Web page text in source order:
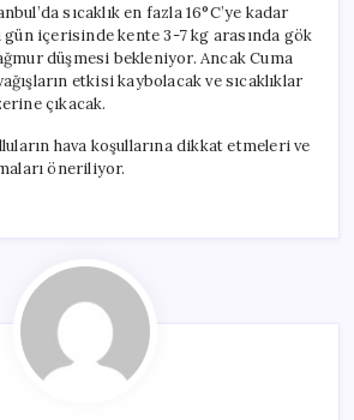
sıcaklık en fazla 16°C’ye kadar
gün içerisinde kente 3-7 kg arasında gök
düşmesi bekleniyor. Ancak Cuma
etkisi kaybolacak ve sıcaklıklar
çıkacak.
hava koşullarına dikkat etmeleri ve
öneriliyor.